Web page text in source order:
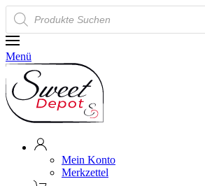
Products
search
Menü
Mein Konto
Merkzettel